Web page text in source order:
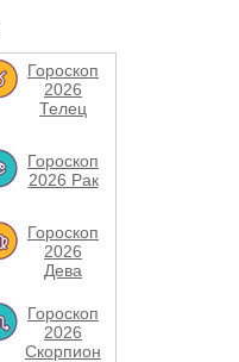
Гороскоп
2026
Телец
Гороскоп
2026 Рак
Гороскоп
2026
Дева
Гороскоп
2026
Скорпион